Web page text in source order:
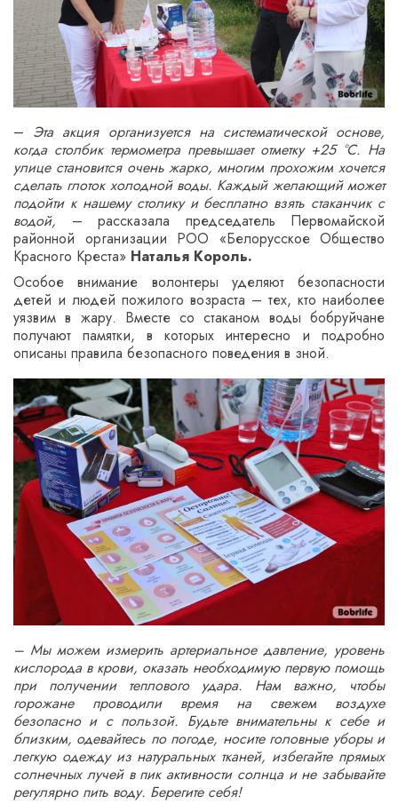
– Эта акция организуется на систематической основе,
когда столбик термометра превышает отметку +25 °С. На
улице становится очень жарко, многим прохожим хочется
сделать глоток холодной воды. Каждый желающий может
подойти к нашему столику и бесплатно взять стаканчик с
водой, – рассказала председатель Первомайской
районной организации РОО «Белорусское Общество
Красного Креста» Наталья Король.
Особое внимание волонтеры уделяют безопасности
детей и людей пожилого возраста – тех, кто наиболее
уязвим в жару. Вместе со стаканом воды бобруйчане
получают памятки, в которых интересно и подробно
описаны правила безопасного поведения в зной.
– Мы можем измерить артериальное давление, уровень
кислорода в крови, оказать необходимую первую помощь
при получении теплового удара. Нам важно, чтобы
горожане проводили время на свежем воздухе
безопасно и с пользой. Будьте внимательны к себе и
близким, одевайтесь по погоде, носите головные уборы и
легкую одежду из натуральных тканей, избегайте прямых
солнечных лучей в пик активности солнца и не забывайте
регулярно пить воду. Берегите себя!